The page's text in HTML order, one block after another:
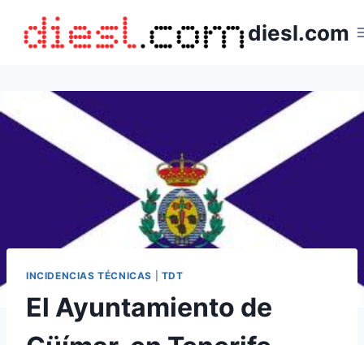
contenido
diesl.com
INCIDENCIAS TÉCNICAS TDT
El Ayuntamiento de